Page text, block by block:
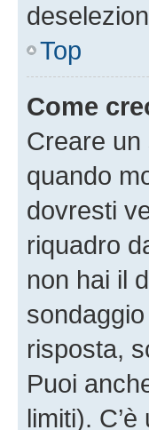
Top
Come
Creare un
quando
dovresti
riquadro
non hai il
risposta,
Puoi
limiti).